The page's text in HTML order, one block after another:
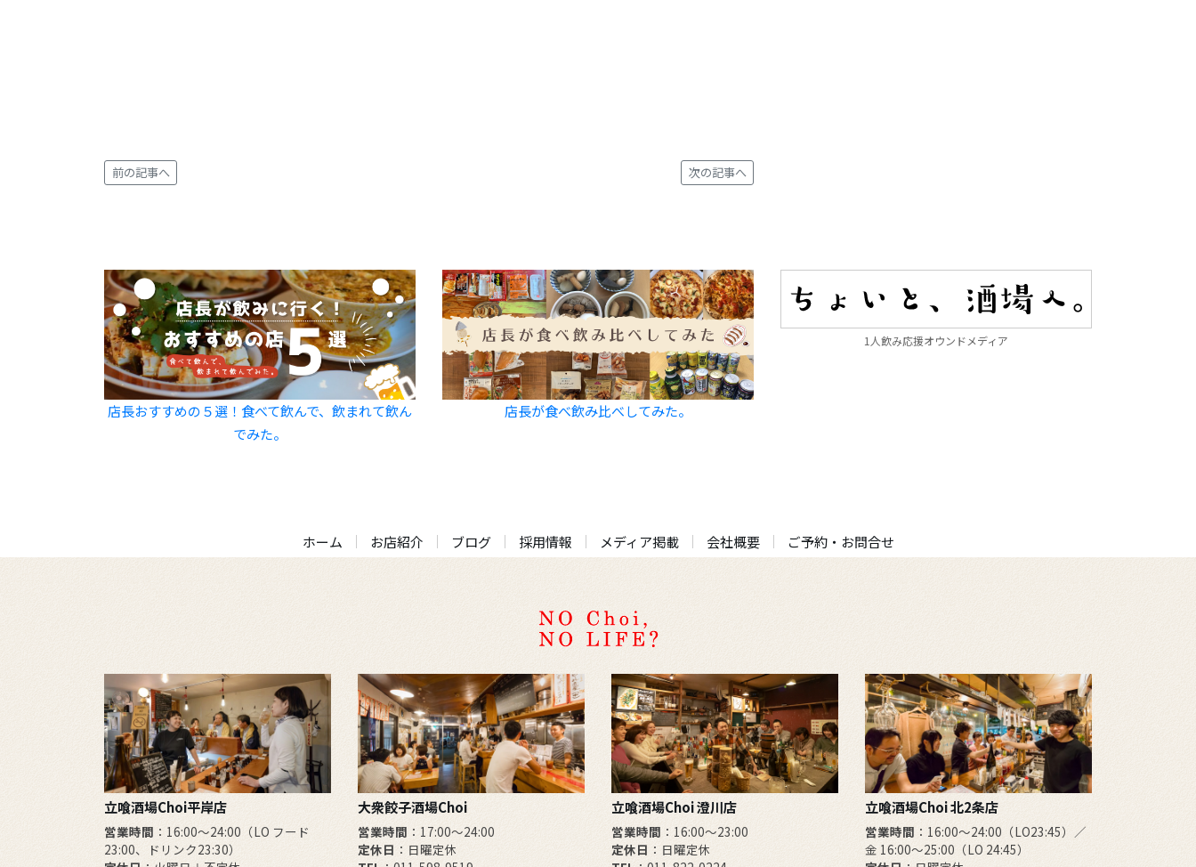
前の記事へ 次の記事へ
店長おすすめの５選！食べて飲んで、飲まれて飲ん
でみた。
店長が食べ飲み比べしてみた。
1人飲み応援オウンドメディア
ホーム お店紹介 ブログ 採用情報 メディア掲載 会社概要 ご予約・お問合せ
立喰酒場Choi平岸店
営業時間 ：16:00～24:00（LO フード
23:00、ドリンク23:30）
大衆餃子酒場Choi
営業時間 ：17:00～24:00
定休日 ：日曜定休
立喰酒場Choi 澄川店
営業時間 ：16:00～23:00
定休日 ：日曜定休
立喰酒場Choi 北2条店
営業時間 ：16:00～24:00（LO23:45）／
金 16:00～25:00（LO 24:45）